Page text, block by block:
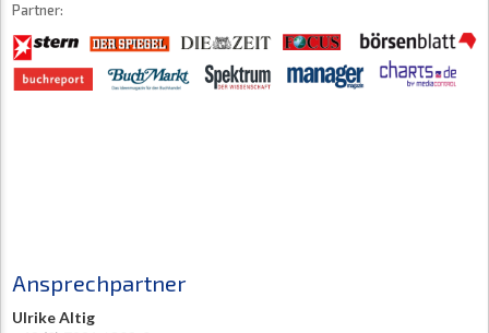
Partner:
Ansprechpartner
Ulrike Altig